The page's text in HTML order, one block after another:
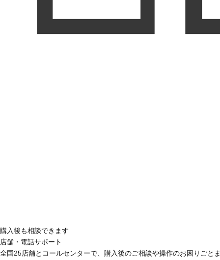
購入後も相談できます
店舗・電話サポート
全国25店舗とコールセンターで、購入後のご相談や操作のお困りごと